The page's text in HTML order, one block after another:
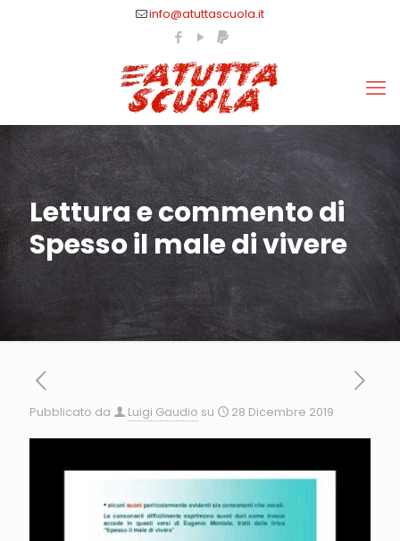
info@atuttascuola.it
Lettura e commento di
Spesso il male di vivere
Pubblicato da Luigi Gaudio su 28 Dicembre 2019